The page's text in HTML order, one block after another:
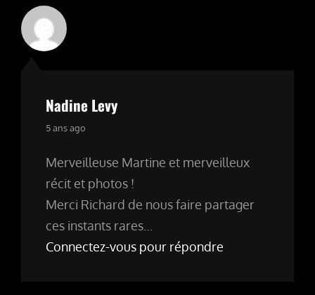
Nadine Levy
says:
5 ans ago
Merveilleuse Martine et merveilleux
récit et photos !
Merci Richard de nous faire partager
ces instants rares…
Connectez-vous pour répondre